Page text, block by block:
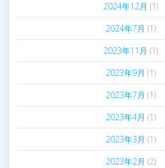
2024年12月 (1)
2024年7月 (1)
2023年11月 (1)
2023年9月 (1)
2023年7月 (1)
2023年4月 (1)
2023年3月 (1)
2023年2月 (2)